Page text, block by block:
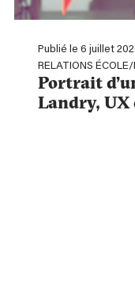
Publié le 6 juillet
RELATIONS
Portrait
Landry, UX